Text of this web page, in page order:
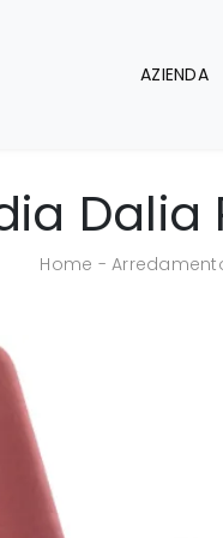
AZIENDA
Dalia
Home -